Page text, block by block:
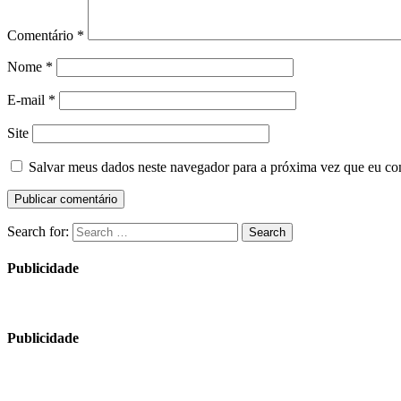
Comentário *
Nome *
E-mail *
Site
Salvar meus dados neste navegador para a próxima vez que eu
Search for: Search
Publicidade
Publicidade